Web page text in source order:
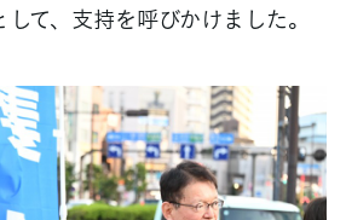
て、支持を呼びかけました。